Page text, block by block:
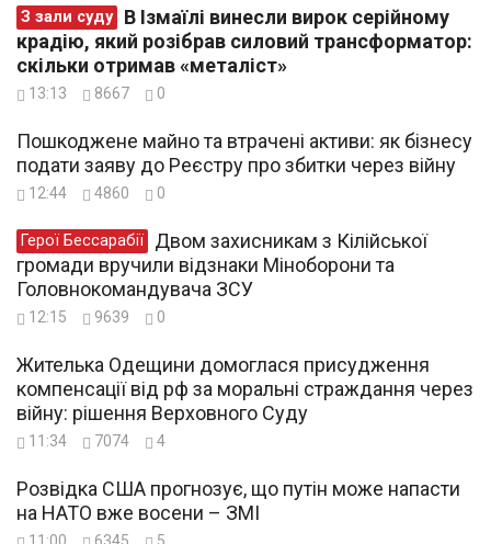
З зали суду
крадію, який розібрав силовий трансформатор:
скільки отримав «металіст»
13:13 8667 0
Пошкоджене майно та втрачені активи: як бізнесу
подати заяву до Реєстру про збитки через війну
12:44 4860 0
Герої Бессарабії
громади вручили відзнаки Міноборони та
Головнокомандувача ЗСУ
12:15 9639 0
Жителька Одещини домоглася присудження
компенсації від рф за моральні страждання через
війну: рішення Верховного Суду
11:34 7074 4
Розвідка США прогнозує, що путін може напасти
на НАТО вже восени – ЗМІ